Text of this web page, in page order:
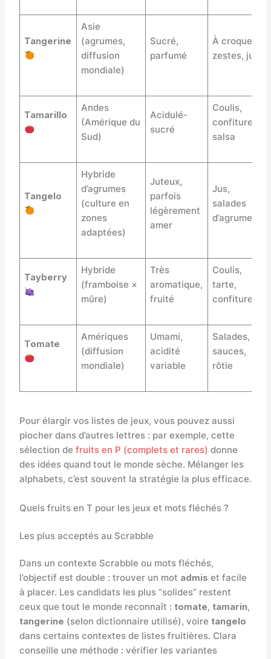
Tangerine
Asie
(agrumes,
diffusion
mondiale)
Sucré,
parfumé
À croquer,
zestes, jus
Tamarillo
Andes
(Amérique du
Sud)
Acidulé-
sucré
Coulis,
confiture,
salsa
Tangelo
Hybride
d’agrumes
(culture en
zones
adaptées)
Juteux,
parfois
légèrement
amer
Jus,
salades
d’agrumes
Tayberry
Hybride
(framboise ×
mûre)
Très
aromatique,
fruité
Coulis,
tarte,
confiture
Tomate
Amériques
(diffusion
mondiale)
Umami,
acidité
variable
Salades,
sauces,
rôtie
Pour élargir vos listes de jeux, vous pouvez aussi
piocher dans d’autres lettres : par exemple, cette
sélection de fruits en P (complets et rares) donne
des idées quand tout le monde sèche. Mélanger les
alphabets, c’est souvent la stratégie la plus efficace.
Quels fruits en T pour les jeux et mots fléchés ?
Les plus acceptés au Scrabble
Dans un contexte Scrabble ou mots fléchés,
l’objectif est double : trouver un mot admis et facile
à placer. Les candidats les plus “solides” restent
ceux que tout le monde reconnaît : tomate, tamarin,
tangerine (selon dictionnaire utilisé), voire tangelo
dans certains contextes de listes fruitières. Clara
conseille une méthode : vérifier les variantes